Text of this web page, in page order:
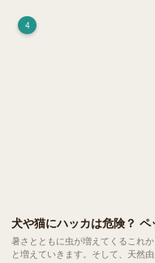
4
犬や猫にハッカは危険？
暑さとともに虫が増えてくるこれからの季節。 虫よけアイテム
と増えていきます。そして、天然